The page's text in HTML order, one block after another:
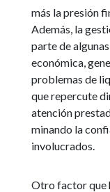
más la presión
Además, la
parte de
económica,
problemas de
que repercute
atención
minando la
involucrados.
Otro factor que